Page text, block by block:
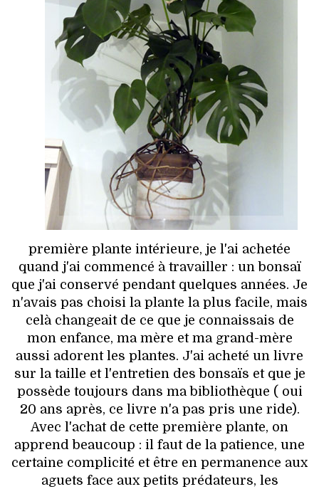
première plante intérieure, je l'ai achetée
quand j'ai commencé à travailler : un bonsaï
que j'ai conservé pendant quelques années. Je
n'avais pas choisi la plante la plus facile, mais
celà changeait de ce que je connaissais de
mon enfance, ma mère et ma grand-mère
aussi adorent les plantes. J'ai acheté un livre
sur la taille et l'entretien des bonsaïs et que je
possède toujours dans ma bibliothèque ( oui
20 ans après, ce livre n'a pas pris une ride).
Avec l'achat de cette première plante, on
apprend beaucoup : il faut de la patience, une
certaine complicité et être en permanence aux
aguets face aux petits prédateurs, les